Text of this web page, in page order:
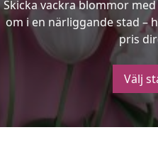
Skicka vackra blommor
om i en närliggande stad –
pris
Välj